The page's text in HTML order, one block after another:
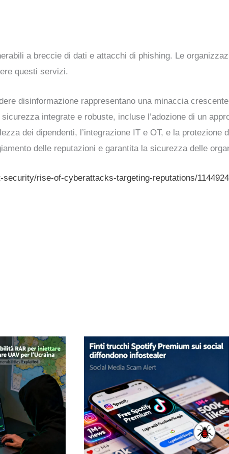
a breccie di dati e attacchi di phishing. Le
questi servizi.
disinformazione rappresentano una minaccia
integrate e robuste, incluse l’adozione di un
dei dipendenti, l’integrazione IT e OT, e la protezione
delle reputazioni e garantita la sicurezza delle
rise-of-cyberattacks-targeting-reputations/